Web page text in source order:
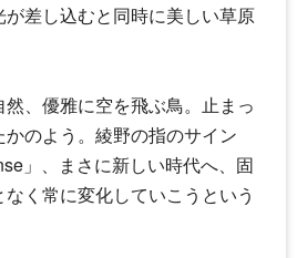
差し込むと同時に美しい草原
、優雅に空を飛ぶ鳥。止まっ
のよう。綾野の指のサイン
」、まさに新しい時代へ、固
く常に変化していこうという